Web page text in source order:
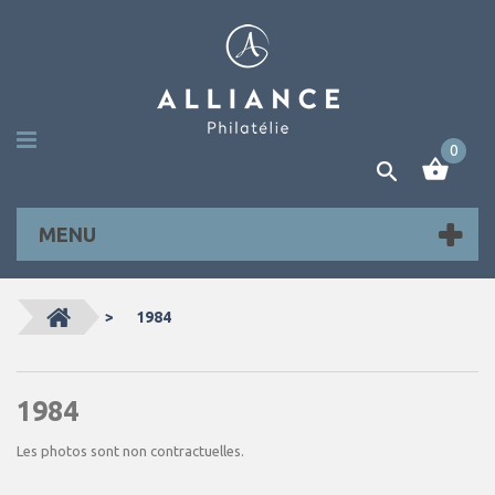
0
MENU
> 1984
1984
Les photos sont non contractuelles.